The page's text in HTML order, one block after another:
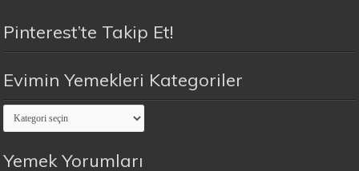
Pinterest’te Takip Et!
Evimin Yemekleri Kategoriler
Evimin
Yemekleri
Kategoriler
Yemek Yorumları